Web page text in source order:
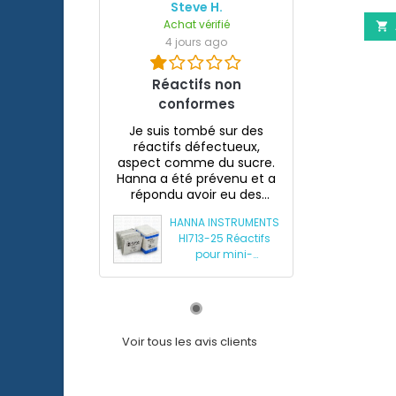
Steve H.
Achat vérifié
4 jours ago
Réactifs non
conformes
Je suis tombé sur des
réactifs défectueux,
aspect comme du sucre.
Hanna a été prévenu et a
répondu avoir eu des
HANNA INSTRUMENTS
HI713-25 Réactifs
pour mini-
Voir tous les avis clients
